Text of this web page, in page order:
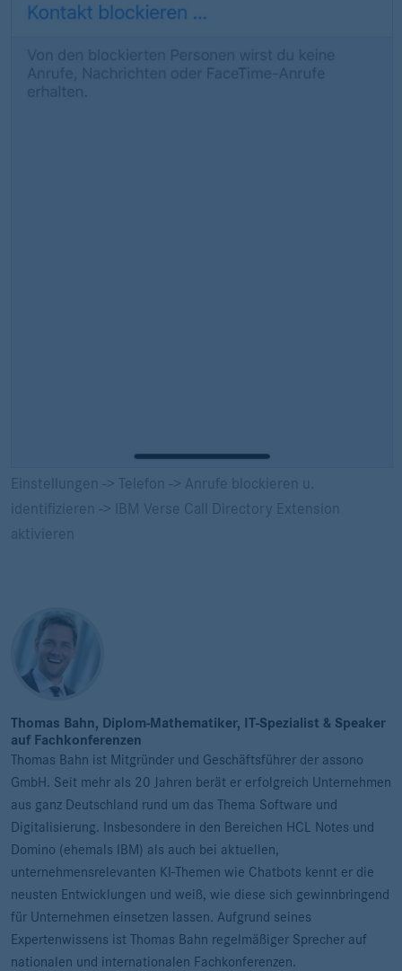
Einstellungen -> Telefon -> Anrufe blockieren u.
identifizieren -> IBM Verse Call Directory Extension
aktivieren
Thomas Bahn, Diplom-Mathematiker, IT-Spezialist & Speaker
auf Fachkonferenzen
Thomas Bahn ist Mitgründer und Geschäftsführer der assono
GmbH. Seit mehr als 20 Jahren berät er erfolgreich Unternehmen
aus ganz Deutschland rund um das Thema Software und
Digitalisierung. Insbesondere in den Bereichen HCL Notes und
Domino (ehemals IBM) als auch bei aktuellen,
unternehmensrelevanten KI-Themen wie Chatbots kennt er die
neusten Entwicklungen und weiß, wie diese sich gewinnbringend
für Unternehmen einsetzen lassen. Aufgrund seines
Expertenwissens ist Thomas Bahn regelmäßiger Sprecher auf
nationalen und internationalen Fachkonferenzen.